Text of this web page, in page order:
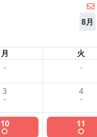
8月
月 火
- -
3
-
4
-
10
○
11
○